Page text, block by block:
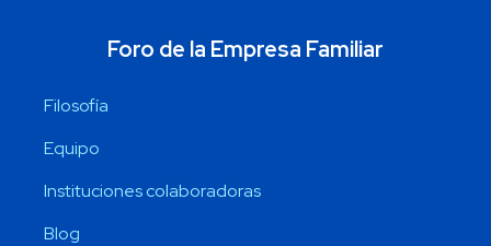
Foro de la Empresa Familiar
Filosofía
Equipo
Instituciones colaboradoras
Blog